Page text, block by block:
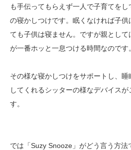
も手伝ってもらえず一人で子育てを
の寝かしつけです。眠くなければ子供
ても子供は寝ません。ですが親とし
が一番ホッと一息つける時間なのです。
その様な寝かしつけをサポートし、
してくれるシッターの様なデバイス
す。
では「Suzy Snooze」がどう言う方法